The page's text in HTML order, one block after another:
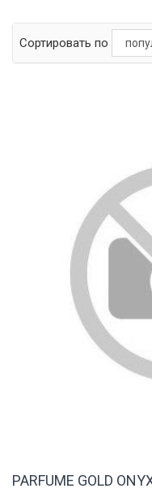
Сортировать по
PARFUME GOLD